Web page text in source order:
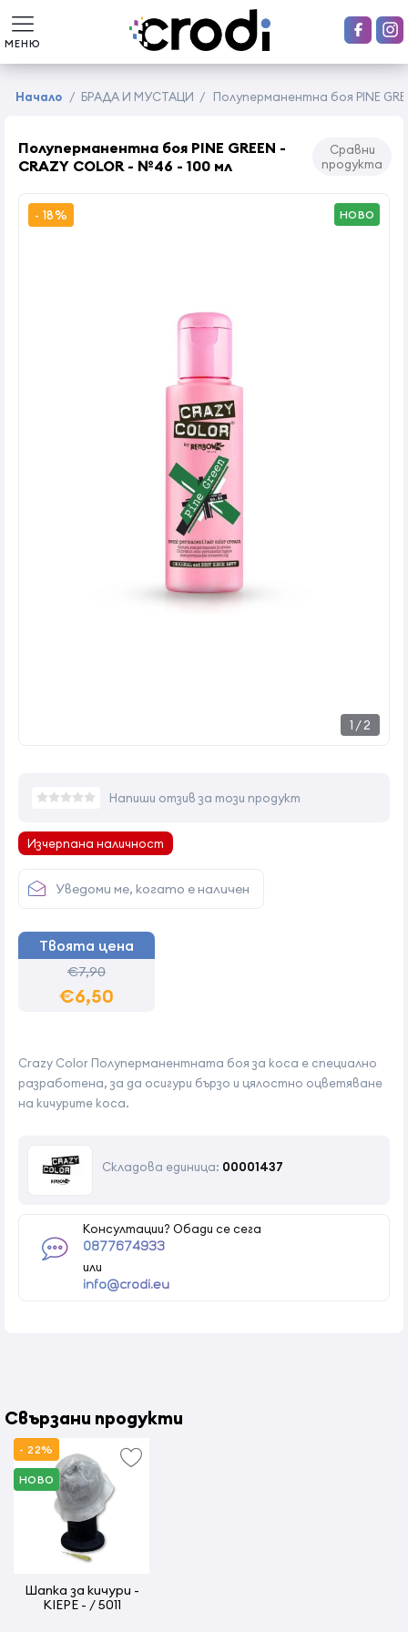
МЕНЮ
Начало / БРАДА И МУСТАЦИ / Полуперманентна боя PINE
Полуперманентна боя PINE GREEN -
CRAZY COLOR - №46 - 100 мл
Сравни
продукта
1 /2
- 18% НОВО
Crazy Color Полуперманентната боя за коса е специално
разработена, за да осигури бързо и цялостно оцветяване
на кичурите коса.
Складова единица: 00001437
Консултации? Обади се сега
0877674933
или
info@crodi.eu
Напиши отзив за този продукт
Изчерпана наличност
Уведоми ме, когато е наличен
Твоята цена
€7,90
€6,50
Свързани продукти
- 22%
НОВО
Шапка за кичури -
KIEPE - / 5011